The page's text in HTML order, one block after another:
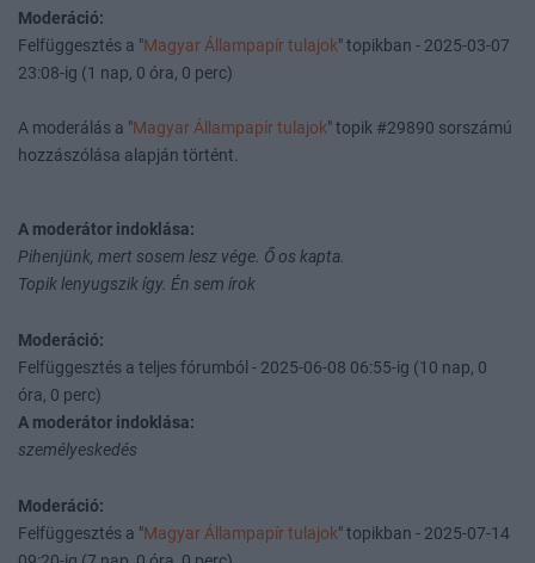
Moderáció:
Felfüggesztés a "Magyar Állampapír tulajok" topikban - 2025-03-07
23:08-ig (1 nap, 0 óra, 0 perc)
A moderálás a "Magyar Állampapír tulajok" topik #29890 sorszámú
hozzászólása alapján történt.
A moderátor indoklása:
Pihenjünk, mert sosem lesz vége. Ő os kapta.
Topik lenyugszik így. Én sem írok
Moderáció:
Felfüggesztés a teljes fórumból - 2025-06-08 06:55-ig (10 nap, 0
óra, 0 perc)
A moderátor indoklása:
személyeskedés
Moderáció:
Felfüggesztés a "Magyar Állampapír tulajok" topikban - 2025-07-14